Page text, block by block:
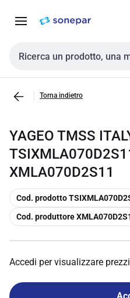
navigazione alla
Cerca input
Torna indietro
YAGEO TMSS
XMLA070D2S11
copia
Cod. prodotto
copia
Cod. produttore
Accedi per visualizzare